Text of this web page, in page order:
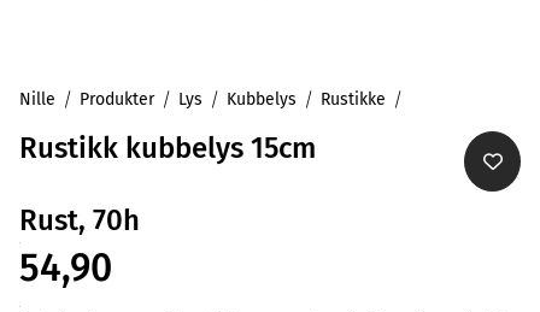
Nille Produkter Lys Kubbelys Rustikke
Rustikk kubbelys 15cm
Rust, 70h
54,90